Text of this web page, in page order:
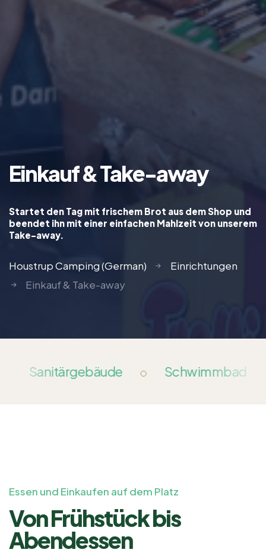
Einkauf & Take-away
Startet den Tag mit frischem Brot aus dem Shop und
beendet ihn mit einer einfachen Mahlzeit von unserem
Take-away.
Houstrup Camping (German)
Einrichtungen
Einkauf & Take-away
Sanitärgebäude Schwimmbad
Essen und Einkaufen auf dem Platz
Von Frühstück bis
Abendessen